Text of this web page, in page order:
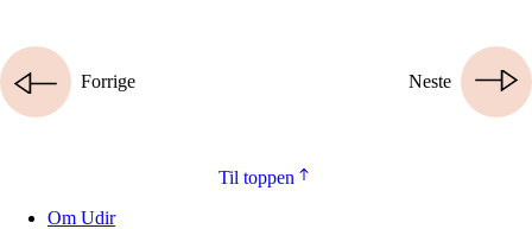
Neste
Forrige
Til toppen
Om Udir